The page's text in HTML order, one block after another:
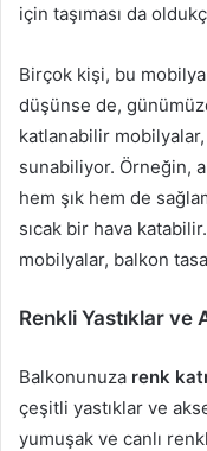
için taşıması da
Birçok kişi, bu
düşünse de,
katlanabilir
sunabiliyor. Örneğin,
hem şık hem de
sıcak bir hava
mobilyalar, balkon
Renkli Yastıklar ve
Balkonunuza renk
çeşitli yastıklar ve
yumuşak ve canlı